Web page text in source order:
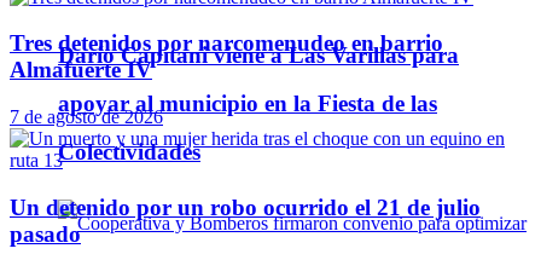
Darío Capitani viene a Las Varillas para
apoyar al municipio en la Fiesta de las
Colectividades
Tres detenidos por narcomenudeo en barrio
Almafuerte IV
7 de agosto de 2026
Un detenido por un robo ocurrido el 21 de julio
pasado